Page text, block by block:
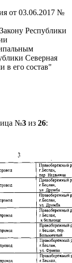
от 03.06.2017 №
Республики
Северная
в его состав"
№3из 26: